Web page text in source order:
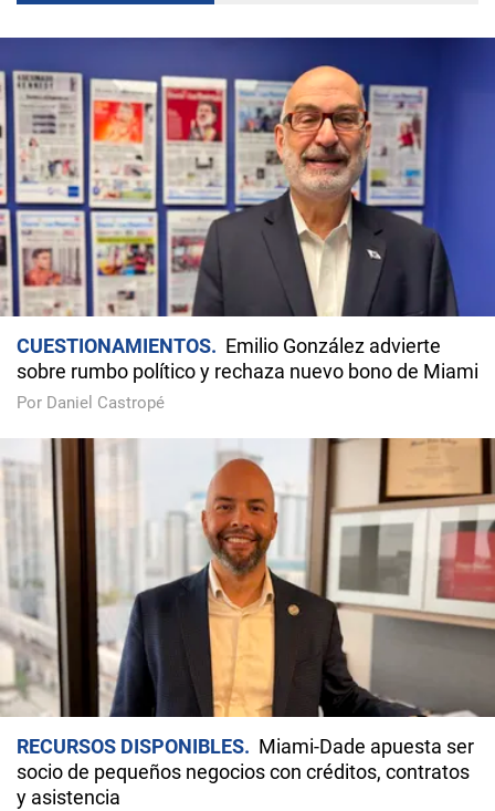
CUESTIONAMIENTOS
Emilio González advierte
sobre rumbo político y rechaza nuevo bono de Miami
Por Daniel Castropé
RECURSOS DISPONIBLES
Miami-Dade apuesta ser
socio de pequeños negocios con créditos, contratos
y asistencia